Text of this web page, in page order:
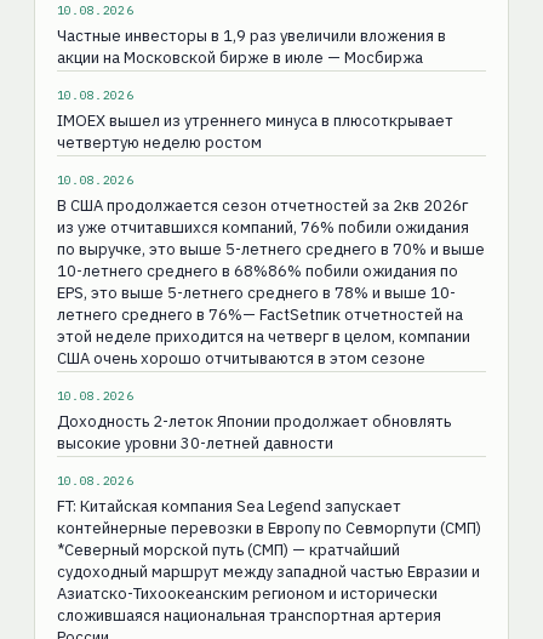
10.08.2026
Частные инвесторы в 1,9 раз увеличили вложения в
акции на Московской бирже в июле — Мосбиржа
10.08.2026
IMOEX вышел из утреннего минуса в плюсоткрывает
четвертую неделю ростом
10.08.2026
В США продолжается сезон отчетностей за 2кв 2026г
из уже отчитавшихся компаний, 76% побили ожидания
по выручке, это выше 5-летнего среднего в 70% и выше
10-летнего среднего в 68%86% побили ожидания по
EPS, это выше 5-летнего среднего в 78% и выше 10-
летнего среднего в 76%— FactSetпик отчетностей на
этой неделе приходится на четверг в целом, компании
США очень хорошо отчитываются в этом сезоне
10.08.2026
Доходность 2-леток Японии продолжает обновлять
высокие уровни 30-летней давности
10.08.2026
FT: Китайская компания Sea Legend запускает
контейнерные перевозки в Европу по Севморпути (СМП)
*Северный морской путь (СМП) — кратчайший
судоходный маршрут между западной частью Евразии и
Азиатско-Тихоокеанским регионом и исторически
сложившаяся национальная транспортная артерия